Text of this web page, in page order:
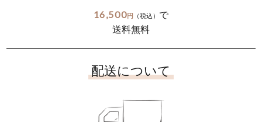
16,500円 （税込） で
送料無料
配送について